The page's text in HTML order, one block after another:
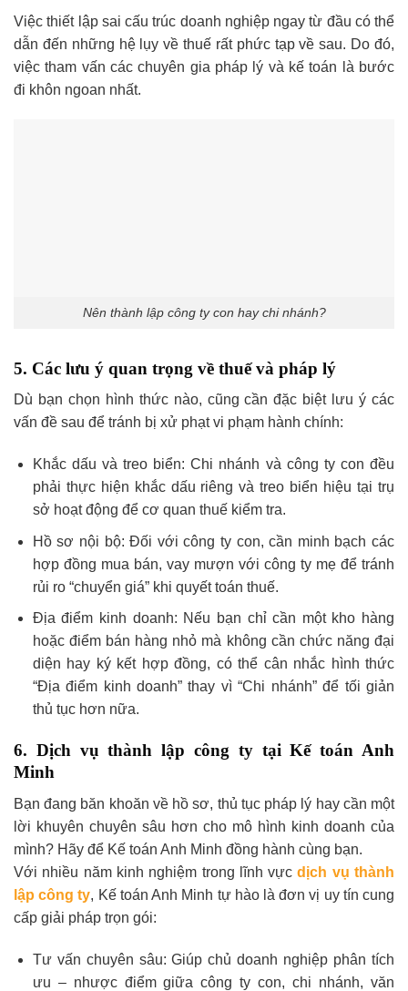
Việc thiết lập sai cấu trúc doanh nghiệp ngay từ đầu có thể
dẫn đến những hệ lụy về thuế rất phức tạp về sau. Do đó,
việc tham vấn các chuyên gia pháp lý và kế toán là bước
đi khôn ngoan nhất.
Nên thành lập công ty con hay chi nhánh?
5. Các lưu ý quan trọng về thuế và pháp lý
Dù bạn chọn hình thức nào, cũng cần đặc biệt lưu ý các
vấn đề sau để tránh bị xử phạt vi phạm hành chính:
Khắc dấu và treo biển: Chi nhánh và công ty con đều
phải thực hiện khắc dấu riêng và treo biển hiệu tại trụ
sở hoạt động để cơ quan thuế kiểm tra.
Hồ sơ nội bộ: Đối với công ty con, cần minh bạch các
hợp đồng mua bán, vay mượn với công ty mẹ để tránh
rủi ro “chuyển giá” khi quyết toán thuế.
Địa điểm kinh doanh: Nếu bạn chỉ cần một kho hàng
hoặc điểm bán hàng nhỏ mà không cần chức năng đại
diện hay ký kết hợp đồng, có thể cân nhắc hình thức
“Địa điểm kinh doanh” thay vì “Chi nhánh” để tối giản
thủ tục hơn nữa.
6. Dịch vụ thành lập công ty tại Kế toán Anh
Minh
Bạn đang băn khoăn về hồ sơ, thủ tục pháp lý hay cần một
lời khuyên chuyên sâu hơn cho mô hình kinh doanh của
mình? Hãy để Kế toán Anh Minh đồng hành cùng bạn.
Với nhiều năm kinh nghiệm trong lĩnh vựcdịch vụ thành
lập công ty, Kế toán Anh Minh tự hào là đơn vị uy tín cung
cấp giải pháp trọn gói:
Tư vấn chuyên sâu: Giúp chủ doanh nghiệp phân tích
ưu – nhược điểm giữa công ty con, chi nhánh, văn